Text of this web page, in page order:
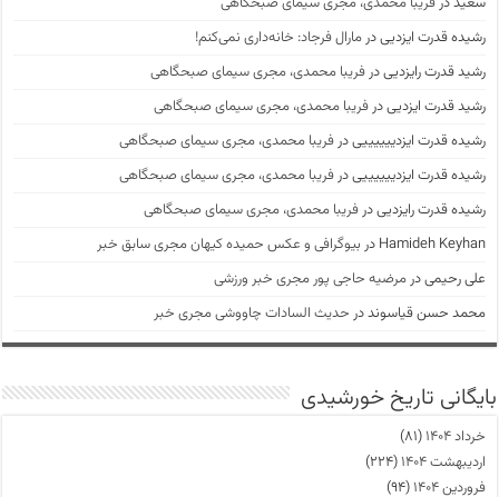
رشیده قدرت ایزدییدرمارال فرجاد: خانه‌داری نمی‌کنم!
رشید قدرت رایزدییدرفریبا محمدی، مجری سیمای صبحگاهی
رشید قدرت ایزدییدرفریبا محمدی، مجری سیمای صبحگاهی
رشیده قدرت ایزدیییییییدرفریبا محمدی، مجری سیمای صبحگاهی
رشیده قدرت ایزدیییییییدرفریبا محمدی، مجری سیمای صبحگاهی
رشیده قدرت رایزدییدرفریبا محمدی، مجری سیمای صبحگاهی
Hamideh Keyhan در بیوگرافی و عکس حمیده کیهان مجری سابق خبر
علی رحیمیدرمرضیه حاجی پور مجری خبر ورزشی
محمد حسن قیاسونددر حدیث السادات چاووشی مجری خبر
بایگانی تاریخ خورشیدی
خرداد ۱۴۰۴
(۸۱)
اردیبهشت ۱۴۰۴
(۲۲۴)
فروردین ۱۴۰۴
(۹۴)